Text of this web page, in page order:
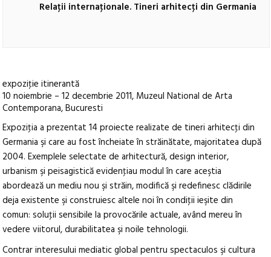
Relaţii internaţionale. Tineri arhitecţi din Germania
expoziţie itinerantă
10 noiembrie – 12 decembrie 2011, Muzeul National de Arta
Contemporana, Bucuresti
Expoziţia a prezentat 14 proiecte realizate de tineri arhitecţi din
Germania şi care au fost încheiate în străinătate, majoritatea după
2004. Exemplele selectate de arhitectură, design interior,
urbanism şi peisagistică evidenţiau modul în care aceştia
abordează un mediu nou şi străin, modifică şi redefinesc clădirile
deja existente şi construiesc altele noi în condiţii ieşite din
comun: soluţii sensibile la provocările actuale, având mereu în
vedere viitorul, durabilitatea şi noile tehnologii.
Contrar interesului mediatic global pentru spectaculos şi cultura